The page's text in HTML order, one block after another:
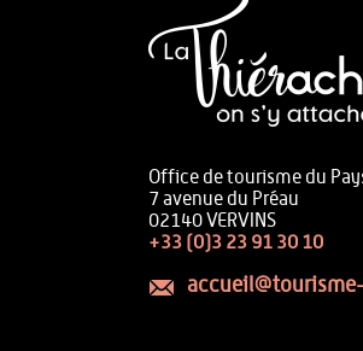
Office de tourisme du
7 avenue du Préau
02140 VERVINS
+33 (0)3 23 91 30 10